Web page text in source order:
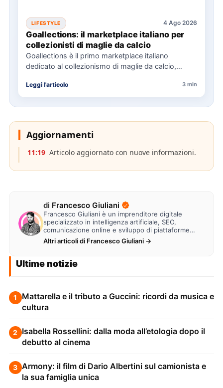
LIFESTYLE 4 Ago 2026
Goallections: il marketplace italiano per
collezionisti di maglie da calcio
Goallections è il primo marketplace italiano
dedicato al collezionismo di maglie da calcio,
Leggi l'articolo 3 min
Aggiornamenti
11:19 Articolo aggiornato con nuove informazioni.
di Francesco Giuliani
Francesco Giuliani è un imprenditore digitale
specializzato in intelligenza artificiale, SEO,
comunicazione online e sviluppo di piattaforme
web. Lavora alla creazione di…
Altri articoli di Francesco Giuliani →
Ultime notizie
1
Mattarella e il tributo a Guccini: ricordi da musica e
cultura
2 Isabella Rossellini: dalla moda all’etologia dopo il
debutto al cinema
3 Armony: il film di Dario Albertini sul camionista e
la sua famiglia unica